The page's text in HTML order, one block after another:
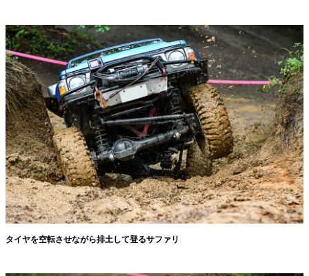
タイヤを空転させながら排土して登るサファリ